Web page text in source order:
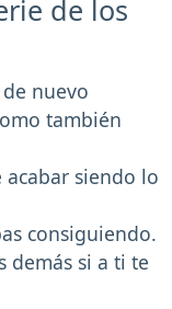
de los
nuevo
también
siendo lo
consiguiendo.
demás si a ti te